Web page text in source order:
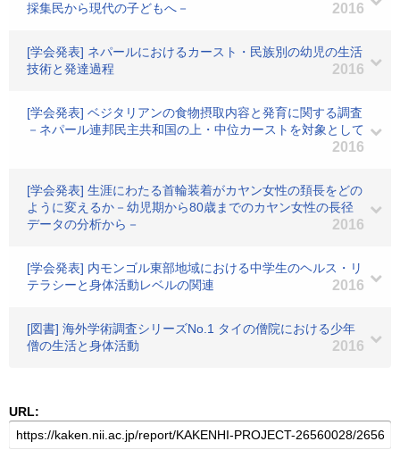
採集民から現代の子どもへ－
2016
[学会発表] ネパールにおけるカースト・民族別の幼児の生活
技術と発達過程
2016
[学会発表] ベジタリアンの食物摂取内容と発育に関する調査
－ネパール連邦民主共和国の上・中位カーストを対象として
2016
[学会発表] 生涯にわたる首輪装着がカヤン女性の頚長をどの
ように変えるか－幼児期から80歳までのカヤン女性の長径
データの分析から－
2016
[学会発表] 内モンゴル東部地域における中学生のヘルス・リ
テラシーと身体活動レベルの関連
2016
[図書] 海外学術調査シリーズNo.1 タイの僧院における少年
僧の生活と身体活動
2016
URL: